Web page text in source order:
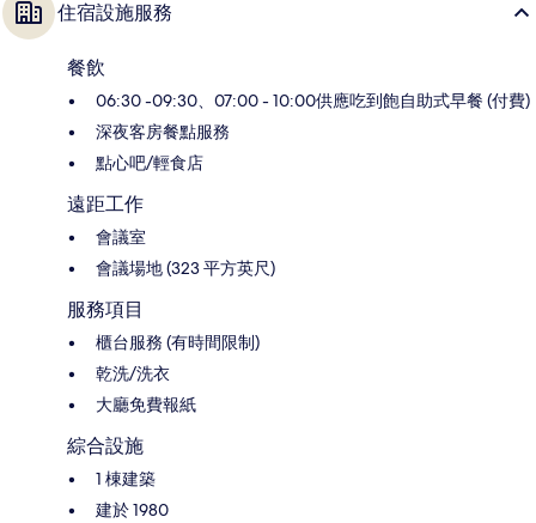
住宿設施服務
餐飲
06:30 -09:30、07:00 - 10:00供應吃到飽自助式早餐 (付費)
深夜客房餐點服務
點心吧/輕食店
遠距工作
會議室
會議場地 (323 平方英尺)
服務項目
櫃台服務 (有時間限制)
乾洗/洗衣
大廳免費報紙
綜合設施
1 棟建築
建於 1980